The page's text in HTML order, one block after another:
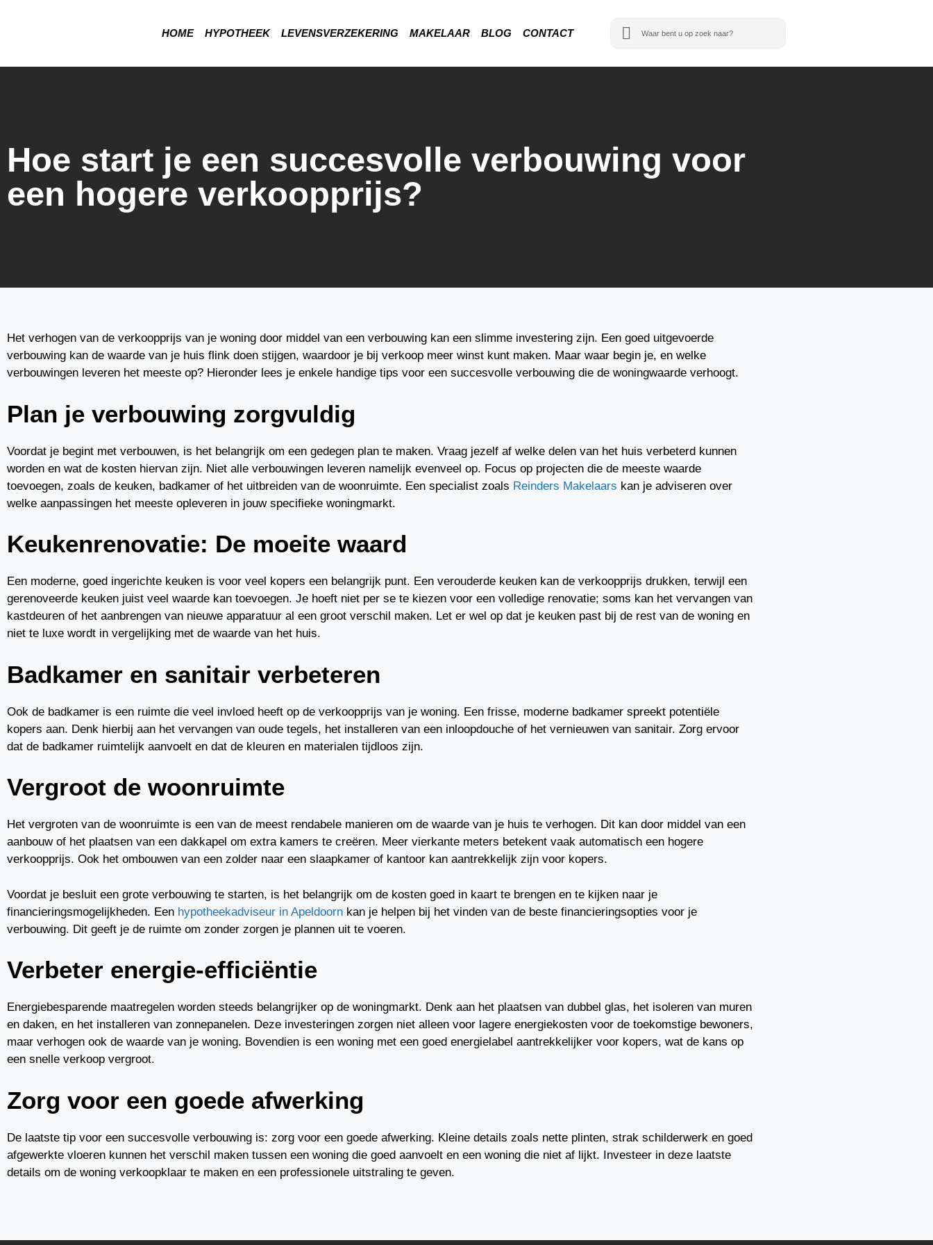
HOME HYPOTHEEK LEVENSVERZEKERING MAKELAAR BLOG CONTACT
Hoe start je een succesvolle verbouwing voor
een hogere verkoopprijs?
Het verhogen van de verkoopprijs van je woning door middel van een verbouwing kan een slimme investering zijn. Een goed uitgevoerde
verbouwing kan de waarde van je huis flink doen stijgen, waardoor je bij verkoop meer winst kunt maken. Maar waar begin je, en welke
verbouwingen leveren het meeste op? Hieronder lees je enkele handige tips voor een succesvolle verbouwing die de woningwaarde verhoogt.
Plan je verbouwing zorgvuldig
Voordat je begint met verbouwen, is het belangrijk om een gedegen plan te maken. Vraag jezelf af welke delen van het huis verbeterd kunnen
worden en wat de kosten hiervan zijn. Niet alle verbouwingen leveren namelijk evenveel op. Focus op projecten die de meeste waarde
toevoegen, zoals de keuken, badkamer of het uitbreiden van de woonruimte. Een specialist zoals Reinders Makelaars kan je adviseren over
welke aanpassingen het meeste opleveren in jouw specifieke woningmarkt.
Keukenrenovatie: De moeite waard
Een moderne, goed ingerichte keuken is voor veel kopers een belangrijk punt. Een verouderde keuken kan de verkoopprijs drukken, terwijl een
gerenoveerde keuken juist veel waarde kan toevoegen. Je hoeft niet per se te kiezen voor een volledige renovatie; soms kan het vervangen van
kastdeuren of het aanbrengen van nieuwe apparatuur al een groot verschil maken. Let er wel op dat je keuken past bij de rest van de woning en
niet te luxe wordt in vergelijking met de waarde van het huis.
Badkamer en sanitair verbeteren
Ook de badkamer is een ruimte die veel invloed heeft op de verkoopprijs van je woning. Een frisse, moderne badkamer spreekt potentiële
kopers aan. Denk hierbij aan het vervangen van oude tegels, het installeren van een inloopdouche of het vernieuwen van sanitair. Zorg ervoor
dat de badkamer ruimtelijk aanvoelt en dat de kleuren en materialen tijdloos zijn.
Vergroot de woonruimte
Het vergroten van de woonruimte is een van de meest rendabele manieren om de waarde van je huis te verhogen. Dit kan door middel van een
aanbouw of het plaatsen van een dakkapel om extra kamers te creëren. Meer vierkante meters betekent vaak automatisch een hogere
verkoopprijs. Ook het ombouwen van een zolder naar een slaapkamer of kantoor kan aantrekkelijk zijn voor kopers.
Voordat je besluit een grote verbouwing te starten, is het belangrijk om de kosten goed in kaart te brengen en te kijken naar je
financieringsmogelijkheden. Een hypotheekadviseur in Apeldoorn kan je helpen bij het vinden van de beste financieringsopties voor je
verbouwing. Dit geeft je de ruimte om zonder zorgen je plannen uit te voeren.
Verbeter energie-efficiëntie
Energiebesparende maatregelen worden steeds belangrijker op de woningmarkt. Denk aan het plaatsen van dubbel glas, het isoleren van muren
en daken, en het installeren van zonnepanelen. Deze investeringen zorgen niet alleen voor lagere energiekosten voor de toekomstige bewoners,
maar verhogen ook de waarde van je woning. Bovendien is een woning met een goed energielabel aantrekkelijker voor kopers, wat de kans op
een snelle verkoop vergroot.
Zorg voor een goede afwerking
De laatste tip voor een succesvolle verbouwing is: zorg voor een goede afwerking. Kleine details zoals nette plinten, strak schilderwerk en goed
afgewerkte vloeren kunnen het verschil maken tussen een woning die goed aanvoelt en een woning die niet af lijkt. Investeer in deze laatste
details om de woning verkoopklaar te maken en een professionele uitstraling te geven.